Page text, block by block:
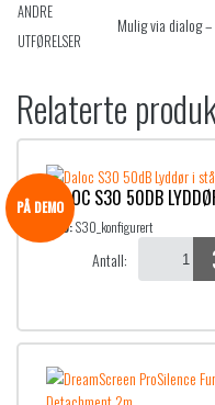
ANDRE
UTFØRELSER
Mulig via dialog
Relaterte
PÅ DEMODALOC S30 50DB
SKU:S30_konfigurert
Antall: